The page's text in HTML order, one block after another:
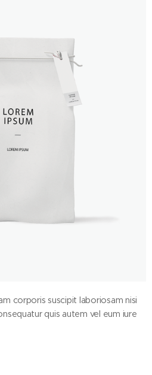
corporis suscipit laboriosam nisi
quis autem vel eum iure